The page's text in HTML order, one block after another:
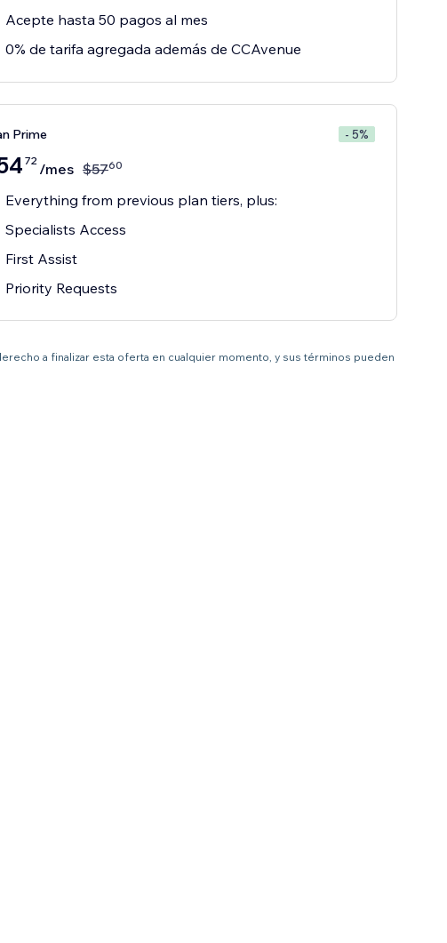
Acepte hasta 50 pagos al mes
0% de tarifa agregada además de CCAvenue
Prime - 5%
72 /mes $5760
Everything from previous plan tiers, plus:
Specialists Access
First Assist
Priority Requests
a finalizar esta oferta en cualquier momento, y sus términos pueden